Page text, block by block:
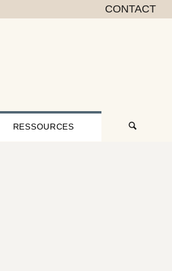
CONTACT
RESSOURCES